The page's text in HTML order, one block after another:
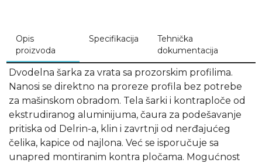
Opis
proizvoda
Specifikacija
Tehnička
dokumentacija
Dvodelna šarka za vrata sa prozorskim profilima.
Nanosi se direktno na proreze profila bez potrebe
za mašinskom obradom. Tela šarki i kontraploče od
ekstrudiranog aluminijuma, čaura za podešavanje
pritiska od Delrin-a, klin i zavrtnji od nerđajućeg
čelika, kapice od najlona. Već se isporučuje sa
unapred montiranim kontra pločama. Mogućnost